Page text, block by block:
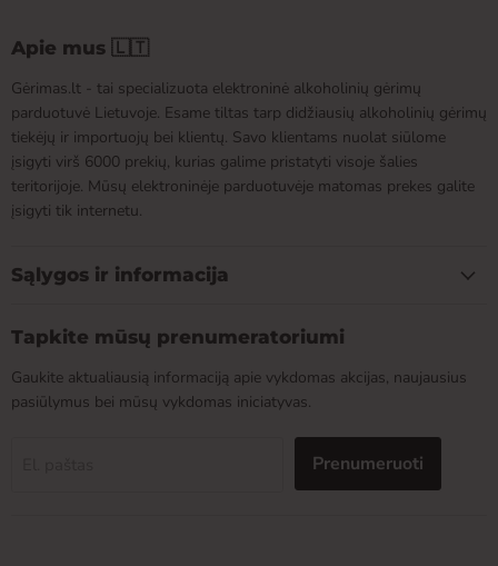
Apie mus 🇱🇹
Gėrimas.lt - tai specializuota elektroninė alkoholinių gėrimų
parduotuvė Lietuvoje. Esame tiltas tarp didžiausių alkoholinių gėrimų
tiekėjų ir importuojų bei klientų. Savo klientams nuolat siūlome
įsigyti virš 6000 prekių, kurias galime pristatyti visoje šalies
teritorijoje. Mūsų elektroninėje parduotuvėje matomas prekes galite
įsigyti tik internetu.
Sąlygos ir informacija
Tapkite mūsų prenumeratoriumi
Gaukite aktualiausią informaciją apie vykdomas akcijas, naujausius
pasiūlymus bei mūsų vykdomas iniciatyvas.
Prenumeruoti